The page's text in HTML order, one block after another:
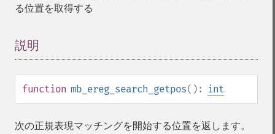
る位置を取得する
説明
function mb_ereg_search_getpos(): int
次の正規表現マッチングを開始する位置を返します。